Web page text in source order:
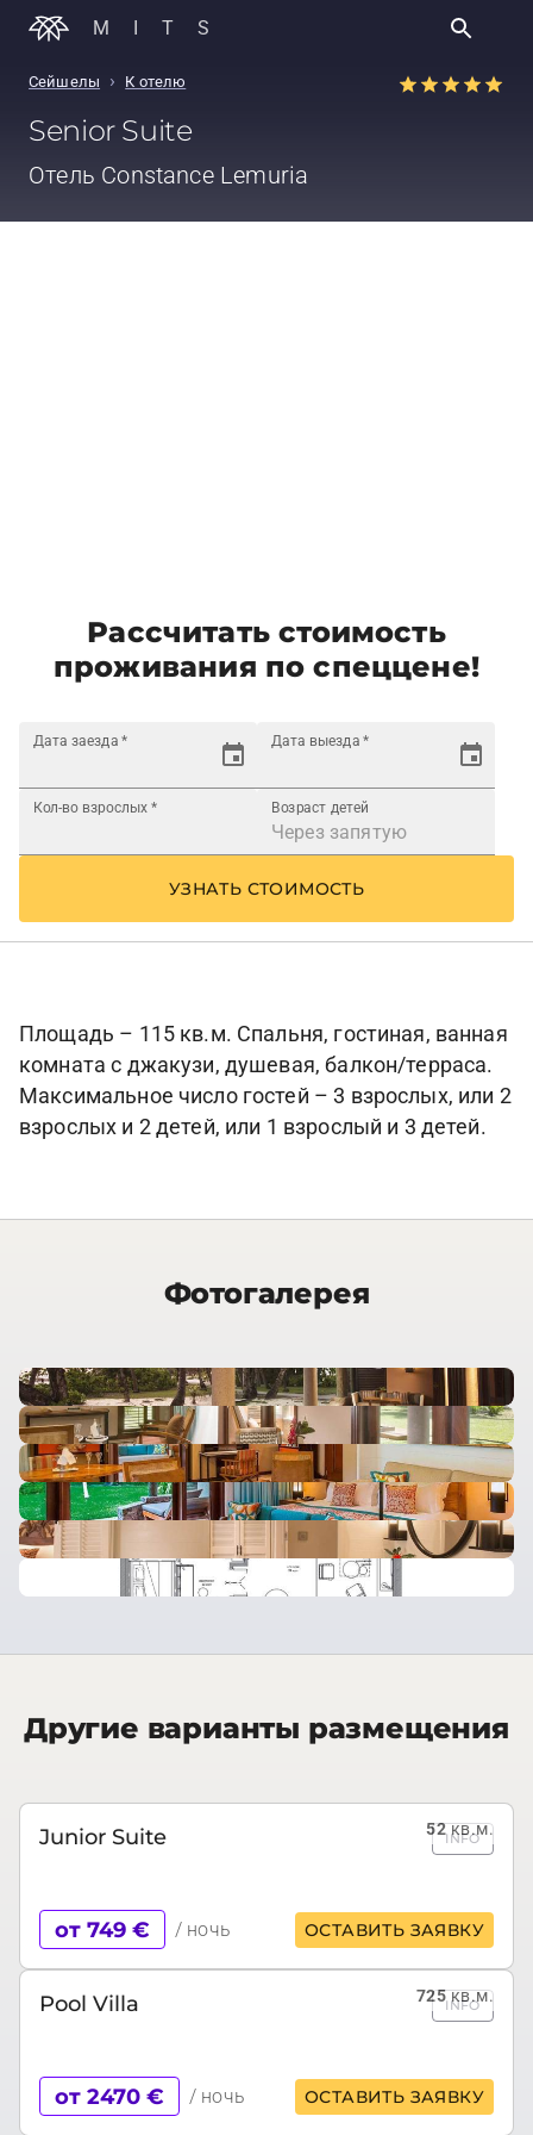
MITS
Сейшелы › К отелю
Senior Suite
Отель Constance Lemuria
Рассчитать стоимость
проживания по спеццене!
Дата заезда * Дата выезда *
Кол-во взрослых * Возраст детей
УЗНАТЬ СТОИМОСТЬ
Площадь – 115 кв.м. Спальня, гостиная, ванная
комната с джакузи, душевая, балкон/терраса.
Максимальное число гостей – 3 взрослых, или 2
взрослых и 2 детей, или 1 взрослый и 3 детей.
Фотогалерея
Другие варианты размещения
52кв.м.
Junior Suite INFO
от 749 € / ночь ОСТАВИТЬ ЗАЯВКУ
725кв.м.
Pool Villa INFO
от 2470 € / ночь ОСТАВИТЬ ЗАЯВКУ